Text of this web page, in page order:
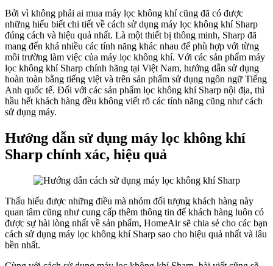
Bởi vì không phải ai mua máy lọc không khí cũng đã có được
những hiểu biết chi tiết về cách sử dụng máy lọc không khí Sharp
đúng cách và hiệu quả nhất. Là một thiết bị thông minh, Sharp đã
mang đến khá nhiều các tính năng khác nhau để phù hợp với từng
môi trường làm việc của máy lọc không khí. Với các sản phẩm máy
lọc không khí Sharp chính hãng tại Việt Nam, hướng dẫn sử dụng
hoàn toàn bằng tiếng việt và trên sản phẩm sử dụng ngôn ngữ Tiếng
Anh quốc tế. Đối với các sản phẩm lọc không khí Sharp nội địa, thì
hầu hết khách hàng đều không viết rõ các tính năng cũng như cách
sử dụng máy.
Hướng dẫn sử dụng máy lọc không khí
Sharp chính xác, hiệu quả
Thấu hiểu được những điều mà nhóm đối tượng khách hàng này
quan tâm cũng như cung cấp thêm thông tin để khách hàng luôn có
được sự hài lòng nhất về sản phẩm, HomeAir sẽ chia sẻ cho các bạn
cách sử dụng máy lọc không khí Sharp sao cho hiệu quả nhất và lâu
bền nhất.